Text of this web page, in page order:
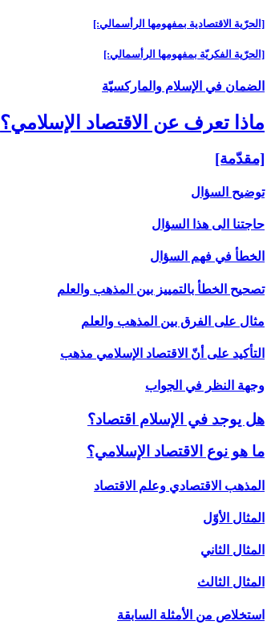
[الحرّية الاقتصادية بمفهومها الرأسمالي:]
[الحرّية الفكريّة بمفهومها الرأسمالي:]
الضمان في الإسلام والماركسيّة
ماذا تعرف عن‏ الاقتصاد الإسلامي؟
[مقدّمة]
توضيح السؤال
حاجتنا الى هذا السؤال
الخطأ في فهم السؤال
تصحيح الخطأ بالتمييز بين المذهب والعلم
مثال على الفرق بين المذهب والعلم
التأكيد على أنّ الاقتصاد الإسلامي مذهب
وجهة النظر في الجواب
هل يوجد في الإسلام اقتصاد؟
ما هو نوع الاقتصاد الإسلامي؟
المذهب الاقتصادي وعلم الاقتصاد
المثال الأوّل
المثال الثاني
المثال الثالث
استخلاص من الأمثلة السابقة